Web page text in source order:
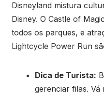
Disneyland mistura
Disney. O Castle of
todos os parques, e
Lightcycle Power Run
Dica de Turista:
gerenciar filas. Vá